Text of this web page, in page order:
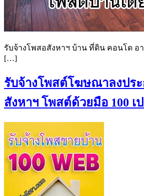
รับจ้างโพสอสังหาฯ บ้าน ที่ดิน คอนโด อ
[…]
รับจ้างโพสต์โฆษณาลงปร
สังหาฯ โพสต์ด้วยมือ 100 เ